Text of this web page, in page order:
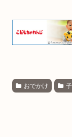
おでかけ